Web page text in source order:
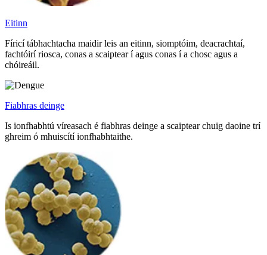
Eitinn
Fíricí tábhachtacha maidir leis an eitinn, siomptóim, deacrachtaí,
fachtóirí riosca, conas a scaiptear í agus conas í a chosc agus a
chóireáil.
Fiabhras deinge
Is ionfhabhtú víreasach é fiabhras deinge a scaiptear chuig daoine trí
ghreim ó mhuiscítí ionfhabhtaithe.